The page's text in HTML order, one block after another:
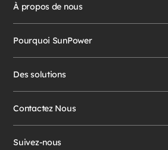
À propos de nous
Pourquoi SunPower
Des solutions
Contactez Nous
Suivez-nous